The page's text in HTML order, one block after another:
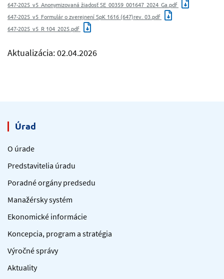
647-2025_v5_Anonymizovaná žiadosť SE_00359_001647_2024_Ga.pdf
647-2025_v5_Formulár o zverejnení SpK 1616 (647)rev. 03.pdf
647-2025_v5_R 104_2025.pdf
Aktualizácia: 02.04.2026
Úrad
O úrade
Predstavitelia úradu
Poradné orgány predsedu
Manažérsky systém
Ekonomické informácie
Koncepcia, program a stratégia
Výročné správy
Aktuality